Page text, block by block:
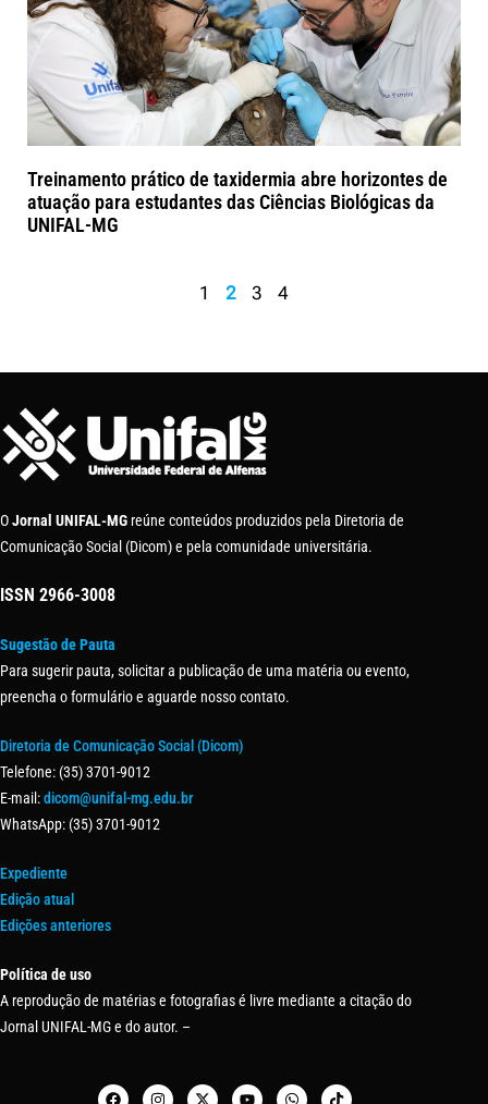
Treinamento prático de taxidermia abre horizontes de
atuação para estudantes das Ciências Biológicas da
UNIFAL-MG
1 2 3 4
OJornal UNIFAL-MG reúne conteúdos produzidos pela Diretoria de
Comunicação Social (Dicom) e pela comunidade universitária.
ISSN 2966-3008
Sugestão de Pauta
Para sugerir pauta, solicitar a publicação de uma matéria ou evento,
preencha o formulário e aguarde nosso contato.
Diretoria de Comunicação Social (Dicom)
Telefone: (35) 3701-9012
E-mail:dicom@unifal-mg.edu.br
WhatsApp: (35) 3701-9012
Expediente
Edição atual
Edições anteriores
Política de uso
A reprodução de matérias e fotografias é livre mediante a citação do
Jornal UNIFAL-MG e do autor. –